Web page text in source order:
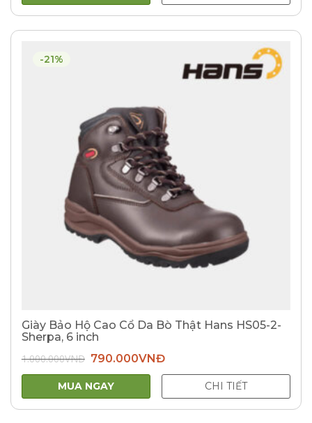
-21%
Giày Bảo Hộ Cao Cổ Da Bò Thật Hans HS05-2-
Sherpa, 6 inch
1.000.000VNĐ Giá
gốc
là:
1.000.000VNĐ.
790.000VNĐGiá
tại
790.000VNĐ.
MUA NGAY CHI TIẾT